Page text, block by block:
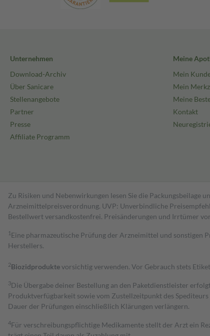
Unternehmen
Download-Archiv
Über Sanicare
Stellenangebote
Partner
Presse
Affiliate Programm
Meine
Mein
Mein
Meine
Kontakt
Zu Risiken und Nebenwirkungen lesen Sie die
Arzneimittelpreisverordnung. UVP: Unverbindliche
Bestell­wert versand­kosten­frei. Preisänderungen und Irrtümer
1 Eine pharmazeutische Prüfung der Arzneimittel und sonstigen
Herstellers.
2Biozidproduktevorsichtig verwenden. Vor Gebrauch stets
3Die Übergabe deiner Bestellung an den Paketdienstleister
Produktverfügbarkeit sowie vom Zustellzeitpunkt des
Dauer der Prüfungen einschließlich Klärungen verlängern.
4Für verschreibungspflichtige Medikamente stellt der Arzt ein